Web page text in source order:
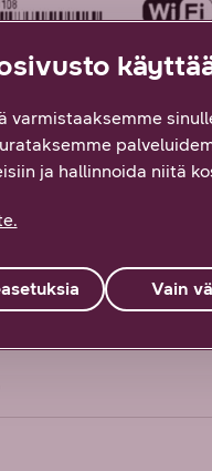
TC7200 5Ghz
samannimisiä. Jos
on runsaasti
nähden.
varmistaaksemme
ja hallinnoida niitä
Vain